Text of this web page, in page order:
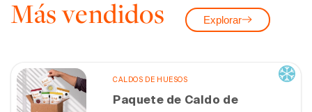
Más vendidos Explorar
CALDOS DE HUESOS
Paquete de Caldo de